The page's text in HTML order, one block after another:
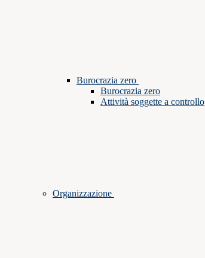
Burocrazia zero
Burocrazia zero
Attività soggette a controllo
Organizzazione